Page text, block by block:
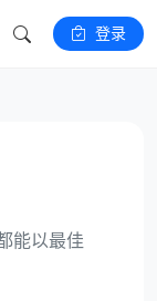
登录
能以最佳